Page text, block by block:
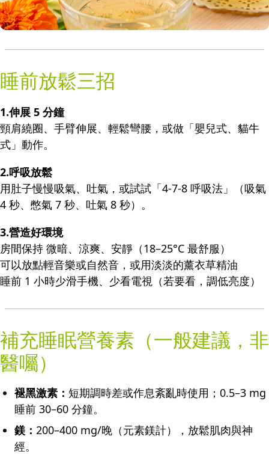
睡前放鬆三招
1.伸展 5 分鐘
頸肩繞圈、手臂伸展、輕鬆彎腰，或做「嬰兒式、貓牛
式」動作。
2.呼吸放鬆
用肚子慢慢吸氣、吐氣，或試試「4-7-8 呼吸法」（吸氣
4 秒、憋氣 7 秒、吐氣 8 秒）。
3.營造好環境
房間保持 微暗、涼爽、安靜（18–25°C 最舒服）
可以放點輕音樂或自然音，或用淡淡的薰衣草精油
睡前 1 小時少滑手機、少看電視（若要看，調低亮度）
補充睡眠營養素（一般建議，非
醫囑）
褪黑激素： 短期調時差或作息紊亂時使用；0.5–3 mg
睡前 30–60 分鐘。
鎂： 200–400 mg/晚（元素鎂計），放鬆肌肉與神
經。